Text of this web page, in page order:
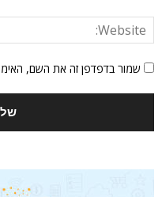
שמור בדפדפן זה את השם,